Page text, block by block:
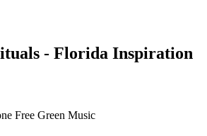
- Florida Inspiration
Free Green Music